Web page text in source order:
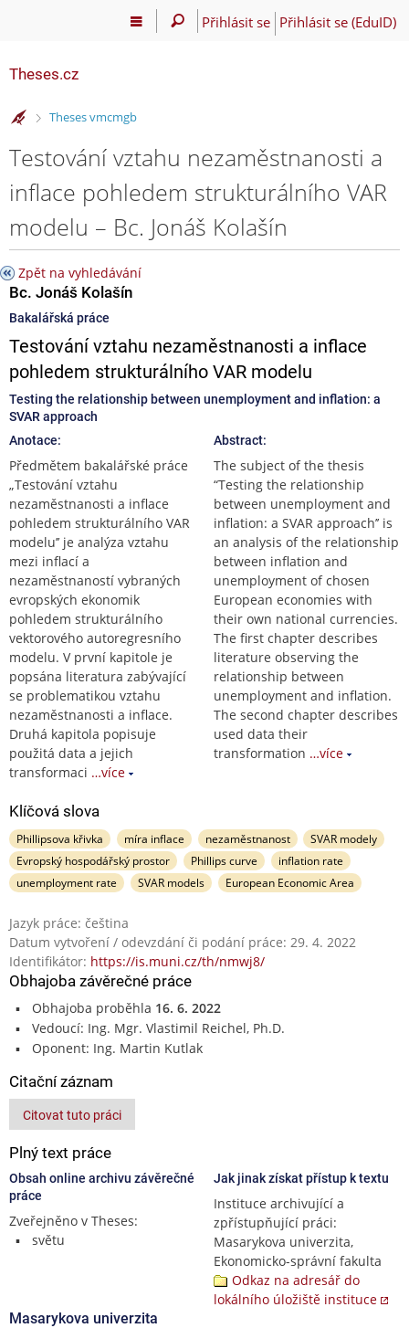
Přihlásit se Přihlásit se (EduID)
Theses.cz
>
Theses vmcmgb
Testování vztahu nezaměstnanosti a
inflace pohledem strukturálního VAR
modelu – Bc. Jonáš Kolašín
Zpět na vyhledávání
Bc. Jonáš Kolašín
Bakalářská práce
Testování vztahu nezaměstnanosti a inflace
pohledem strukturálního VAR modelu
Testing the relationship between unemployment and inflation: a
SVAR approach
Anotace:
Předmětem bakalářské práce
„Testování vztahu
nezaměstnanosti a inflace
pohledem strukturálního VAR
modelu’’ je analýza vztahu
mezi inflací a
nezaměstnaností vybraných
evropských ekonomik
pohledem strukturálního
vektorového autoregresního
modelu. V první kapitole je
popsána literatura zabývající
se problematikou vztahu
nezaměstnanosti a inflace.
Druhá kapitola popisuje
použitá data a jejich
transformaci …více
Abstract:
The subject of the thesis
“Testing the relationship
between unemployment and
inflation: a SVAR approach’’ is
an analysis of the relationship
between inflation and
unemployment of chosen
European economies with
their own national currencies.
The first chapter describes
literature observing the
relationship between
unemployment and inflation.
The second chapter describes
used data their
transformation …více
Klíčová slova
Phillipsova křivka míra inflace nezaměstnanost
SVAR modely
Evropský hospodářský prostor
Phillips curve
inflation rate
unemployment rate
SVAR models European Economic Area
Jazyk práce: čeština
Datum vytvoření / odevzdání či podání práce: 29. 4. 2022
Identifikátor: https://is.muni.cz/th/nmwj8/
Obhajoba závěrečné práce
Obhajoba proběhla 16. 6. 2022
Vedoucí: Ing. Mgr. Vlastimil Reichel, Ph.D.
Oponent: Ing. Martin Kutlak
Citační záznam
Citovat tuto práci
Plný text práce
Obsah online archivu závěrečné
práce
Zveřejněno v Theses:
světu
Jak jinak získat přístup k textu
Instituce archivující a
zpřístupňující práci:
Masarykova univerzita,
Ekonomicko-správní fakulta
Odkaz na adresář do
lokálního úložiště instituce
Masarykova univerzita